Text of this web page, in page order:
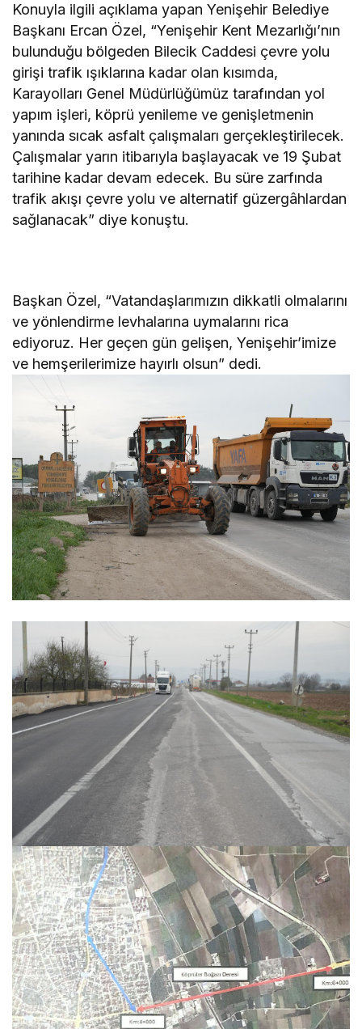
Konuyla ilgili açıklama yapan Yenişehir Belediye
Başkanı Ercan Özel, “Yenişehir Kent Mezarlığı’nın
bulunduğu bölgeden Bilecik Caddesi çevre yolu
girişi trafik ışıklarına kadar olan kısımda,
Karayolları Genel Müdürlüğümüz tarafından yol
yapım işleri, köprü yenileme ve genişletmenin
yanında sıcak asfalt çalışmaları gerçekleştirilecek.
Çalışmalar yarın itibarıyla başlayacak ve 19 Şubat
tarihine kadar devam edecek. Bu süre zarfında
trafik akışı çevre yolu ve alternatif güzergâhlardan
sağlanacak” diye konuştu.
Başkan Özel, “Vatandaşlarımızın dikkatli olmalarını
ve yönlendirme levhalarına uymalarını rica
ediyoruz. Her geçen gün gelişen, Yenişehir’imize
ve hemşerilerimize hayırlı olsun” dedi.